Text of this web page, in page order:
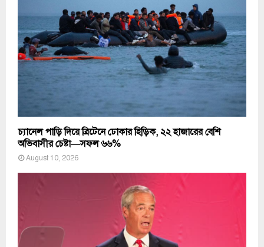
চ্যানেল পাড়ি দিয়ে ব্রিটেনে ঢোকার হিড়িক, ২২ হাজারের বেশি
অভিবাসীর চেষ্টা—সফল ৬৬%
August 10, 2026